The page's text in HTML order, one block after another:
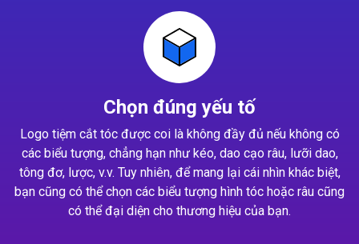
Chọn đúng yếu tố
Logo tiệm cắt tóc được coi là không đầy đủ nếu không có
các biểu tượng, chẳng hạn như kéo, dao cạo râu, lưỡi dao,
tông đơ, lược, v.v. Tuy nhiên, để mang lại cái nhìn khác biệt,
bạn cũng có thể chọn các biểu tượng hình tóc hoặc râu cũng
có thể đại diện cho thương hiệu của bạn.